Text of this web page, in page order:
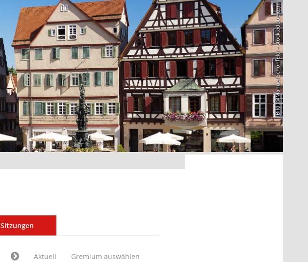
Bild: @Manuel Schönfeld – stock.adobe.com
Sitzungen
Aktuell Gremium auswählen